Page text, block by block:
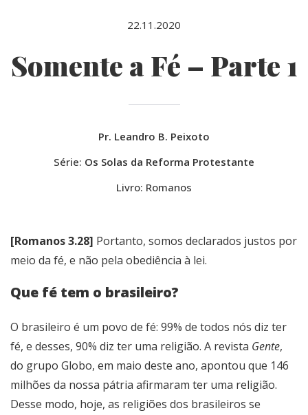
22.11.2020
Somente a Fé – Parte 1
Pr. Leandro B. Peixoto
Série: Os Solas da Reforma Protestante
Livro: Romanos
[Romanos 3.28] Portanto, somos declarados justos por
meio da fé, e não pela obediência à lei.
Que fé tem o brasileiro?
O brasileiro é um povo de fé: 99% de todos nós diz ter
fé, e desses, 90% diz ter uma religião. A revista Gente,
do grupo Globo, em maio deste ano, apontou que 146
milhões da nossa pátria afirmaram ter uma religião.
Desse modo, hoje, as religiões dos brasileiros se